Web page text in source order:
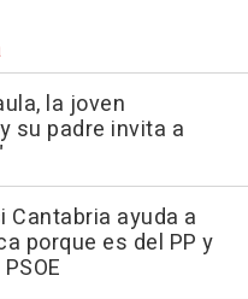
la joven
su padre invita a
Cantabria ayuda a
porque es del PP y